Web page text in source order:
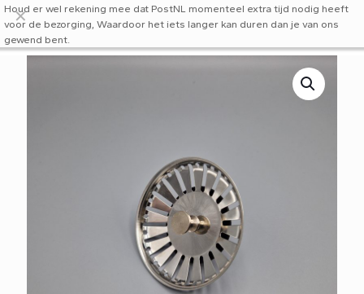
Houd er wel rekening mee dat PostNL momenteel extra tijd nodig heeft
voor de bezorging, Waardoor het iets langer kan duren dan je van ons
gewend bent.
✕